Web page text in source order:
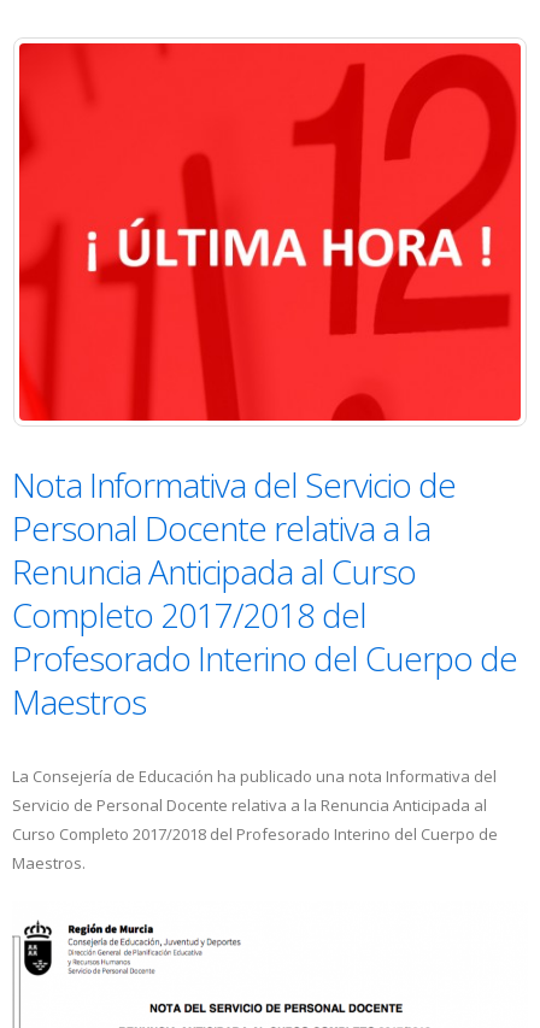
Nota Informativa del Servicio de
Personal Docente relativa a la
Renuncia Anticipada al Curso
Completo 2017/2018 del
Profesorado Interino del Cuerpo de
Maestros
La Consejería de Educación ha publicado una nota Informativa del
Servicio de Personal Docente relativa a la Renuncia Anticipada al
Curso Completo 2017/2018 del Profesorado Interino del Cuerpo de
Maestros.